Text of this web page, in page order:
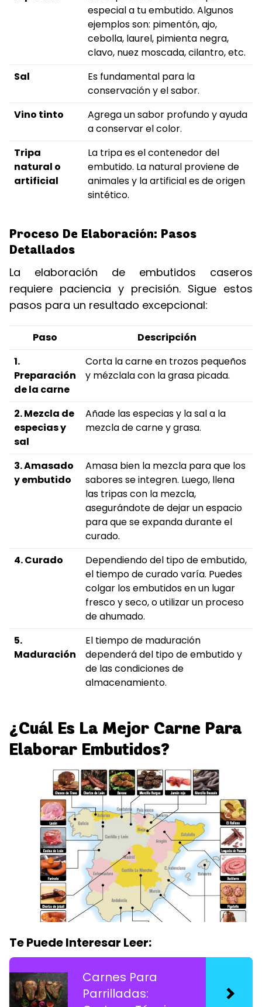
especial a tu embutido. Algunos
ejemplos son: pimentón, ajo,
cebolla, laurel, pimienta negra,
clavo, nuez moscada, cilantro, etc.
Sal
Es fundamental para la
conservación y el sabor.
Vino tinto
Agrega un sabor profundo y ayuda
a conservar el color.
Tripa
natural o
artificial
La tripa es el contenedor del
embutido. La natural proviene de
animales y la artificial es de origen
sintético.
Proceso De Elaboración: Pasos
Detallados
La elaboración de embutidos caseros
requiere paciencia y precisión. Sigue estos
pasos para un resultado excepcional:
Paso
Descripción
1.
Preparación
de la carne
Corta la carne en trozos pequeños
y mézclala con la grasa picada.
2. Mezcla de
especias y
sal
Añade las especias y la sal a la
mezcla de carne y grasa.
3. Amasado
y embutido
Amasa bien la mezcla para que los
sabores se integren. Luego, llena
las tripas con la mezcla,
asegurándote de dejar un espacio
para que se expanda durante el
curado.
4. Curado
Dependiendo del tipo de embutido,
el tiempo de curado varía. Puedes
colgar los embutidos en un lugar
fresco y seco, o utilizar un proceso
de ahumado.
5.
Maduración
El tiempo de maduración
dependerá del tipo de embutido y
de las condiciones de
almacenamiento.
¿Cuál Es La Mejor Carne Para
Elaborar Embutidos?
Te Puede Interesar Leer:
Carnes Para
Parrilladas: